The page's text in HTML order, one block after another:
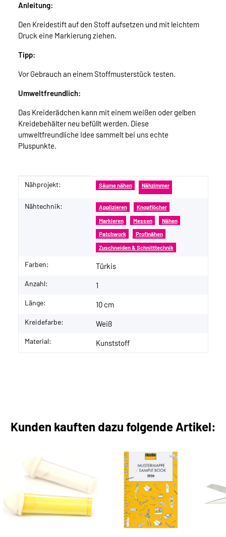
Anleitung:
Den Kreidestift auf den Stoff aufsetzen und mit leichtem
Druck eine Markierung ziehen.
Tipp:
Vor Gebrauch an einem Stoffmusterstück testen.
Umweltfreundlich:
Das Kreiderädchen kann mit einem weißen oder gelben
Kreidebehälter neu befüllt werden. Diese
umweltfreundliche Idee sammelt bei uns echte
Pluspunkte.
Produkteigenschaft
Wert
Nähprojekt: Säume nähen Nähzimmer
Nähtechnik: Applizieren Knopflöcher
Markieren Messen Nähen
Patchwork Profinähen
Zuschneiden & Schnitttechnik
Farben: Türkis
Anzahl: 1
Länge: 10 cm
Kreidefarbe: Weiß
Material: Kunststoff
Kunden kauften dazu folgende Artikel: